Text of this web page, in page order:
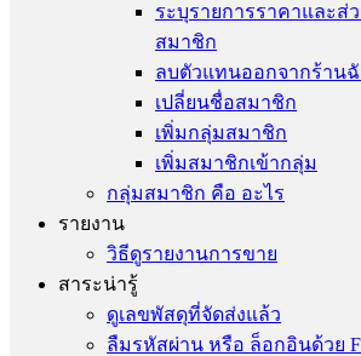
ระบุรายการราคาและส่
สมาชิก
ลบตัวแทนออกจากร้าน
เปลี่ยนชื่อสมาชิก
เพิ่มกลุ่มสมาชิก
เพิ่มสมาชิกเข้ากลุ่ม
กลุ่มสมาชิก คือ อะไร
รายงาน
วิธีดูรายงานการขาย
สาระน่ารู้
ดูเลขพัสดุที่จัดส่งแล้ว
ลืมรหัสผ่าน หรือ ล็อกอินด้วย